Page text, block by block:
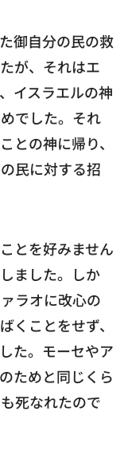
御自分の民の救
が、それはエ
イスラエルの神
でした。それ
との神に帰り、
民に対する招
とを好みません
ました。しか
ラオに改心の
くことをせず、
た。モーセやア
ためと同じくら
死なれたので